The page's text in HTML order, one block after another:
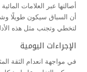
أصالتها عبر العلامات
أن السباق سيكون طويلًا
لتخطي وتجنب مثل هذه
الإجراءات اليومية
في مواجهة انعدام الثقة